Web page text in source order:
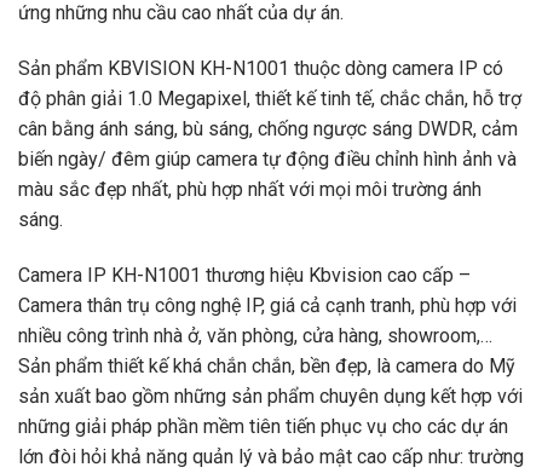
ứng những nhu cầu cao nhất của dự án.
Sản phẩm KBVISION KH-N1001 thuộc dòng camera IP có
độ phân giải 1.0 Megapixel, thiết kế tinh tế, chắc chắn, hỗ trợ
cân bằng ánh sáng, bù sáng, chống ngược sáng DWDR, cảm
biến ngày/ đêm giúp camera tự động điều chỉnh hình ảnh và
màu sắc đẹp nhất, phù hợp nhất với mọi môi trường ánh
sáng.
Camera IP KH-N1001 thương hiệu Kbvision cao cấp –
Camera thân trụ công nghệ IP, giá cả cạnh tranh, phù hợp với
nhiều công trình nhà ở, văn phòng, cửa hàng, showroom,…
Sản phẩm thiết kế khá chắn chắn, bền đẹp, là camera do Mỹ
sản xuất bao gồm những sản phẩm chuyên dụng kết hợp với
những giải pháp phần mềm tiên tiến phục vụ cho các dự án
lớn đòi hỏi khả năng quản lý và bảo mật cao cấp như: trường